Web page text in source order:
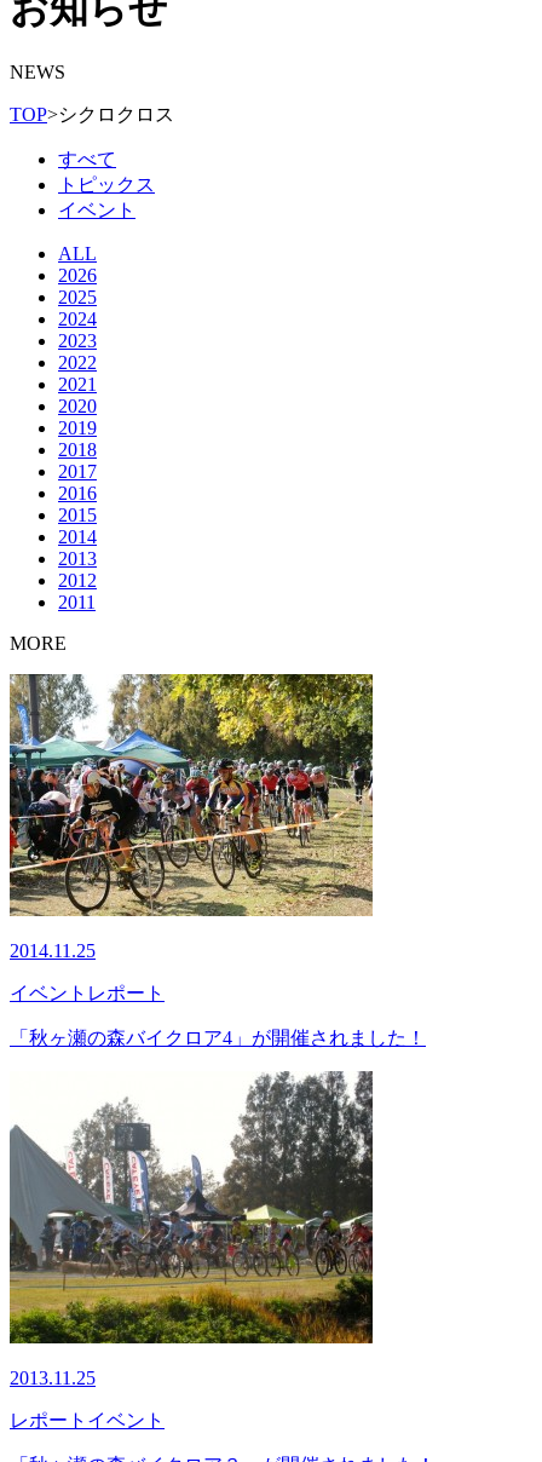
NEWS
TOP>シクロクロス
すべて
トピックス
イベント
ALL
2026
2025
2024
2023
2022
2021
2020
2019
2018
2017
2016
2015
2014
2013
2012
2011
MORE
2014.11.25
イベント レポート
「秋ヶ瀬の森バイクロア4」が開催されました！
2013.11.25
レポート イベント